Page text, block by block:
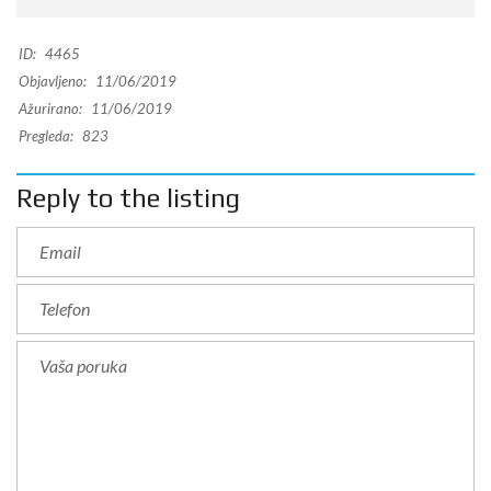
ID: 4465
Objavljeno:
11/06/2019
Ažurirano:
11/06/2019
Pregleda: 823
Reply to the listing